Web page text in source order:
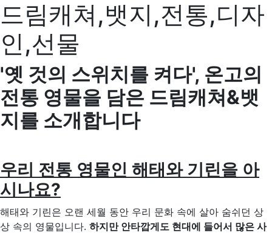
드림캐쳐,뱃지,전통,디자
인,선물
'옛 것의 스위치를 켜다', 온고의
전통 영물을 담은 드림캐쳐&뱃
지를 소개합니다
우리 전통 영물인 해태와 기린을 아
시나요?
해태와 기린은 오랜 세월 동안 우리 문화 속에 살아 숨쉬던 상
상 속의 영물입니다. 하지만 안타깝게도 현대에 들어서 많은 사